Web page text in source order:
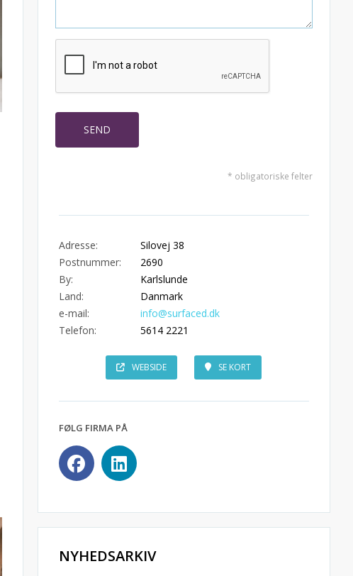
* obligatoriske felter
Adresse:
Silovej 38
Postnummer:
2690
By:
Karlslunde
Land:
Danmark
e-mail:
info@surfaced.dk
Telefon:
5614 2221
WEBSIDE SE KORT
FØLG FIRMA PÅ
NYHEDSARKIV